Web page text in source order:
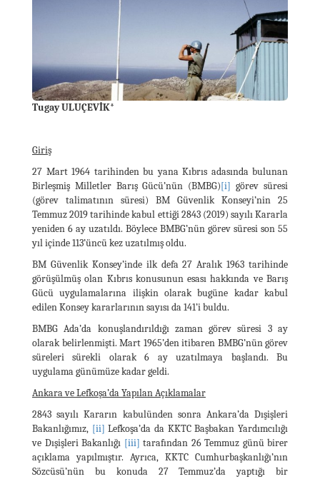
Tugay ULUÇEVİK*
Giriş
27 Mart 1964 tarihinden bu yana Kıbrıs adasında bulunan
Birleşmiş Milletler Barış Gücü’nün (BMBG)[i] görev süresi
(görev talimatının süresi) BM Güvenlik Konseyi’nin 25
Temmuz 2019 tarihinde kabul ettiği 2843 (2019) sayılı Kararla
yeniden 6 ay uzatıldı. Böylece BMBG’nün görev süresi son 55
yıl içinde 113’üncü kez uzatılmış oldu.
BM Güvenlik Konsey’inde ilk defa 27 Aralık 1963 tarihinde
görüşülmüş olan Kıbrıs konusunun esası hakkında ve Barış
Gücü uygulamalarına ilişkin olarak bugüne kadar kabul
edilen Konsey kararlarının sayısı da 141’i buldu.
BMBG Ada’da konuşlandırıldığı zaman görev süresi 3 ay
olarak belirlenmişti. Mart 1965’den itibaren BMBG’nün görev
süreleri sürekli olarak 6 ay uzatılmaya başlandı. Bu
uygulama günümüze kadar geldi.
Ankara ve Lefkoşa’da Yapılan Açıklamalar
2843 sayılı Kararın kabulünden sonra Ankara’da Dışişleri
Bakanlığımız, [ii] Lefkoşa’da da KKTC Başbakan Yardımcılığı
ve Dışişleri Bakanlığı [iii] tarafından 26 Temmuz günü birer
açıklama yapılmıştır. Ayrıca, KKTC Cumhurbaşkanlığı’nın
Sözcüsü’nün bu konuda 27 Temmuz’da yaptığı bir